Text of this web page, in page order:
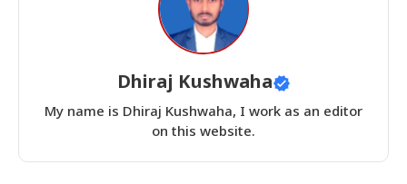
Dhiraj Kushwaha
My name is Dhiraj Kushwaha, I work as an editor
on this website.